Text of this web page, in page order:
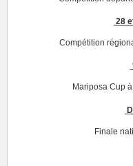
28
Compétition
Mariposa Cup
Finale